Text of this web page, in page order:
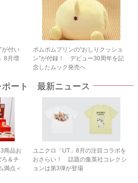
が付い
8月増
ポムポムプリンの“おしりクッショ
ン”が付録！ デビュー30周年を記
念したムック発売へ
ポート 最新ニュース
商品お
＆チ
満点＜
ユニクロ「UT」8月の注目コラボを
おさらい！ 話題の集英社コレクシ
ョンは第3弾が登場